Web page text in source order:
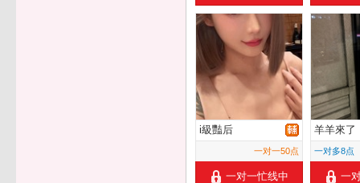
i級豔后
一对一50点
一对一忙线中
羊羊來了
一对多8点
一